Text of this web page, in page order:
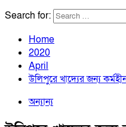
Search for:
Home
2020
April
উলিপুরে খাদ্যের জন্য
অন্যান্য